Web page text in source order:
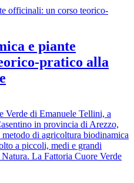
e piante
pratico alla
Verde di Emanuele Tellini, a
in provincia di Arezzo,
di agricoltura biodinamica
a piccoli, medi e grandi
La Fattoria Cuore Verde